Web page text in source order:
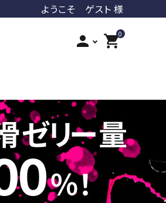
ようこそ ゲスト 様
person 0
shopping_cart
ジャパンメディカル
オカモト
LUVLOOB